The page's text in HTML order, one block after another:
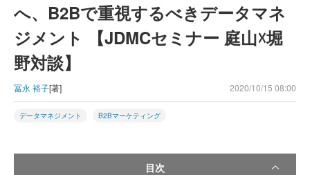
へ、B2Bで重視するべきデータマネ
ジメント 【JDMCセミナー 庭山☓堀
野対談】
冨永 裕子[著] 2020/10/15 08:00
データマネジメント B2Bマーケティング
目次